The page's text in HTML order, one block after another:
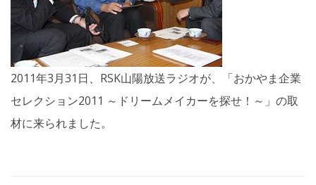
2011年3月31日、RSK山陽放送ラジオが、「おかやま企業
セレクション2011 ～ドリームメイカーを探せ！～」の取
材に来られました。